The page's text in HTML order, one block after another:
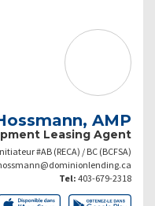
AMP
Leasing Agent
#AB (RECA) / BC (BCFSA)
Tel: 403-679-2318